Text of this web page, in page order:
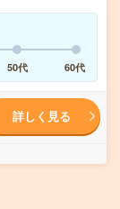
50代 60代
詳しく見る